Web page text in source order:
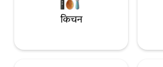
किचन